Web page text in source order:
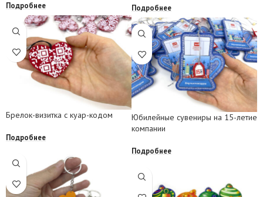
Подробнее Подробнее
Брелок-визитка с куар-кодом
Подробнее
Юбилейные сувениры на 15-летие
компании
Подробнее